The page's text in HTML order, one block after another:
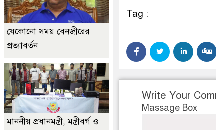
Tag :
Write Your
Massage Box
যেকোনো সময় বেনজীরের
প্রত্যাবর্তন
মাননীয় প্রধানমন্ত্রী, মন্ত্রীবর্গ ও